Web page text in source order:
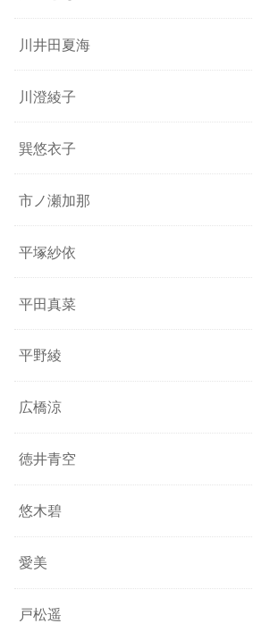
川井田夏海
川澄綾子
巽悠衣子
市ノ瀬加那
平塚紗依
平田真菜
平野綾
広橋涼
徳井青空
悠木碧
愛美
戸松遥